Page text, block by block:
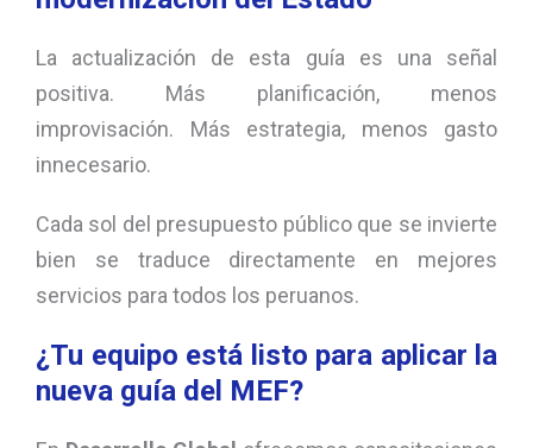
La actualización de esta guía es una señal
positiva. Más planificación, menos
improvisación. Más estrategia, menos gasto
innecesario.
Cada sol del presupuesto público que se invierte
bien se traduce directamente en mejores
servicios para todos los peruanos.
¿Tu equipo está listo para aplicar la
nueva guía del MEF?